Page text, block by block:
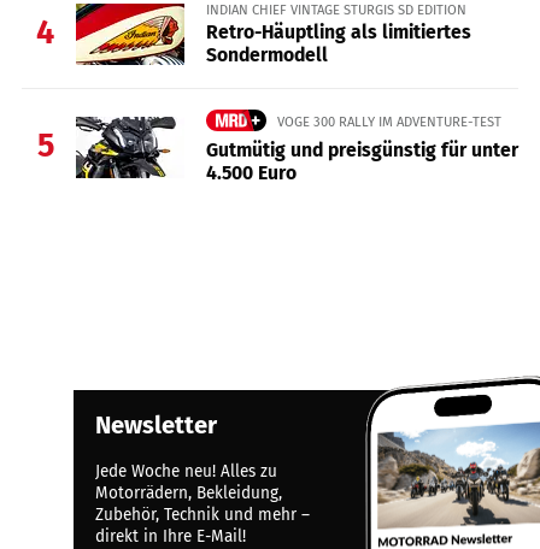
4
INDIAN CHIEF VINTAGE STURGIS SD EDITION
Retro-Häuptling als limitiertes
Sondermodell
5
VOGE 300 RALLY IM ADVENTURE-TEST
Gutmütig und preisgünstig für unter
4.500 Euro
Newsletter
Jede Woche neu! Alles zu
Motorrädern, Bekleidung,
Zubehör, Technik und mehr –
direkt in Ihre E-Mail!